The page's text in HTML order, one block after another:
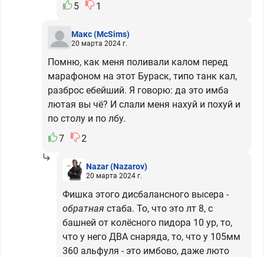
5
1
Макс(McSims)
20 марта 2024 г.
Помню, как меня поливали калом перед
марафоном на этот Бураск, типо танк кал,
разброс ебейший. Я говорю: да это имба
лютая вы чё? И слали меня нахуй и похуй и
по столу и по лбу.
7
2
Nazar(Nazarov)
20 марта 2024 г.
Фишка этого дисбалансного высера -
обратная стаба. То, что это лт 8, с
башней от колёсного пидора 10 ур, то,
что у него ДВА снаряда, то, что у 105мм
360 альфуля - это имбово, даже люто